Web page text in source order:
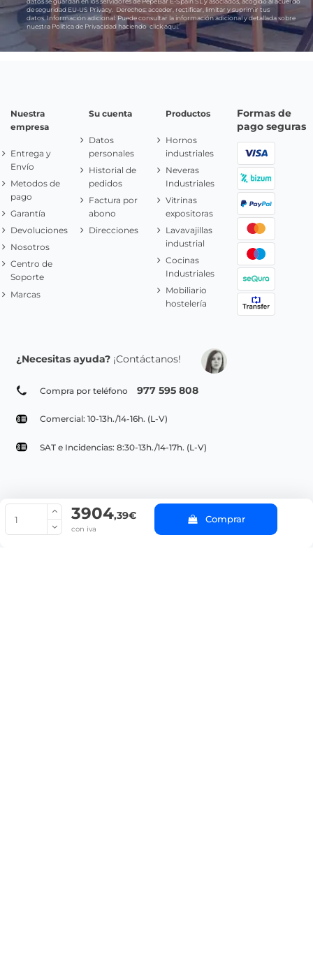
3904,39€
con iva
Comprar
de seguridad EU-US Privacy.
Derechos: acceder, rectificar, limitar y suprimir tus
datos.Información adicional:Puede consultar la información adicional y detallada sobre
nuestra Política de Privacidad haciendoclick aquí.
Nuestra
empresa
Entrega y
Envío
Metodos de
pago
Garantía
Devoluciones
Nosotros
Centro de
Soporte
Marcas
Su cuenta
Datos
personales
Historial de
pedidos
Factura por
abono
Direcciones
Productos
Hornos
industriales
Neveras
Industriales
Vitrinas
expositoras
Lavavajillas
industrial
Cocinas
Industriales
Mobiliario
hostelería
Formas de
pago seguras
¿Necesitas ayuda? ¡Contáctanos!
Compra por teléfono 977 595 808
Comercial: 10-13h./14-16h. (L-V)
SAT e Incidencias: 8:30-13h./14-17h. (L-V)
© Copyright 2022 PepeBar.com | Política de cookies |
Aviso legal y
Condiciones generales de compra |